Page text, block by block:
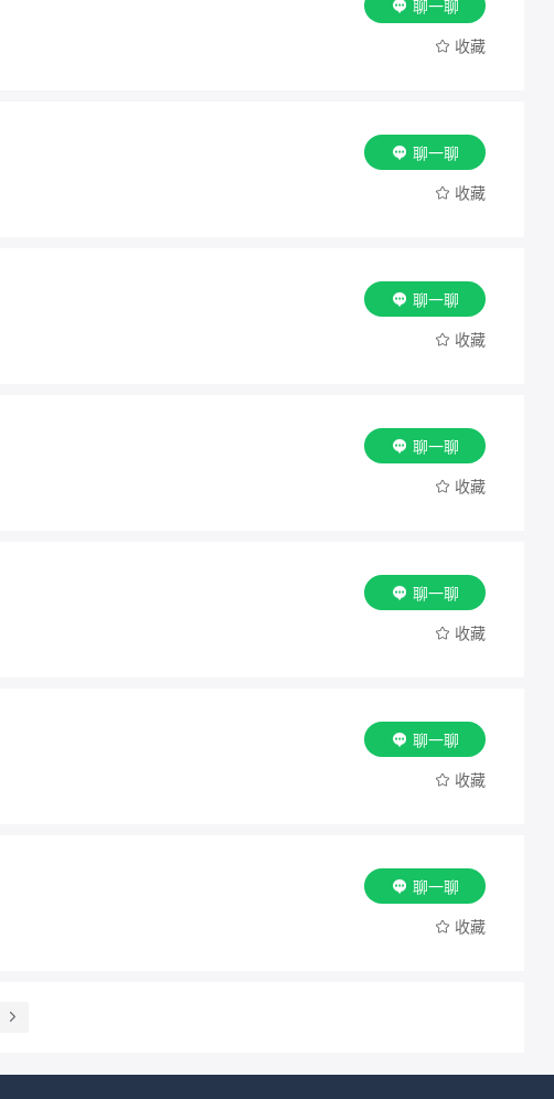
聊一聊
收藏
聊一聊
收藏
聊一聊
收藏
聊一聊
收藏
聊一聊
收藏
聊一聊
收藏
聊一聊
收藏